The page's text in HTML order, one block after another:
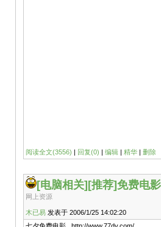
阅读全文(3556) | 回复(0) | 编辑 | 精华 | 删除
[电脑相关] [推荐]免费电
网上资源
木已易 发表于 2006/1/25 14:02:20